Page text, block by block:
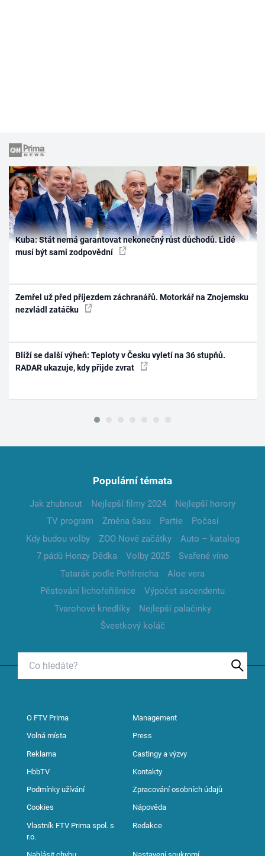
Kuba: Stát nemá garantovat nekonečný růst důchodů. Lidé
musí být sami zodpovědní
Zemřel už před příjezdem záchranářů. Motorkář na Znojemsku
nezvládl zatáčku
Blíží se další výheň: Teploty v Česku vyletí na 36 stupňů.
RADAR ukazuje, kdy přijde zvrat
Populární témata
Jak zhubnout Nejlepší filmy 2024
Nejlepší horory
TV program
Změna času Partie
Počasí
Kdy budou volby
ZOO Nové začátky
Auto – katalog
7 pádů Honzy Dědka
Volby 2025
Svařené víno
Tatarák podle Pohlreicha
Aloe vera
Pěstování lichořeřišnice
Výpočet ascendentu
Tvarohové knedlíky
Nejlepší palačinky
Švestkový koláč
O FTV Prima Management
Volná místa Press
Reklama Castingy a výzvy
HbbTV Kontakty
Podmínky užívání Zpracování osobních údajů
Cookies Nápověda
Vlastník FTV Prima spol. s
r.o.
Redakce